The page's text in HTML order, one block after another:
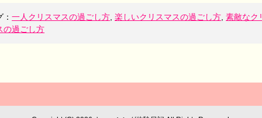
：一人クリスマスの過ごし方,楽しいクリスマスの過ごし方,素敵なク
の過ごし方